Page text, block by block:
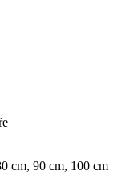
cm, 90 cm, 100 cm